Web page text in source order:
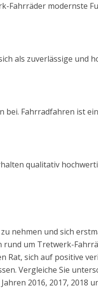
Fahrräder modernste
als zuverlässige und
bei. Fahrradfahren ist
qualitativ
nehmen und sich
um Tretwerk-
Rat, sich auf positive
Vergleiche Sie
2016, 2017, 2018